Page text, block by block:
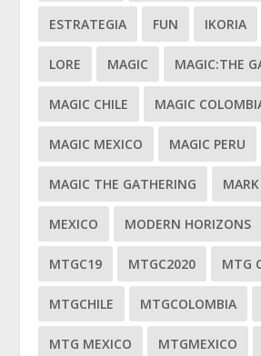
ESTRATEGIA FUN IKORIA
LORE MAGIC MAGIC:THE
MAGIC CHILE MAGIC
MAGIC MEXICO MAGIC PERU
MAGIC THE GATHERING
MEXICO MODERN HORIZONS
MTGC19 MTGC2020 MTG
MTGCHILE MTGCOLOMBIA
MTG MEXICO MTGMEXICO